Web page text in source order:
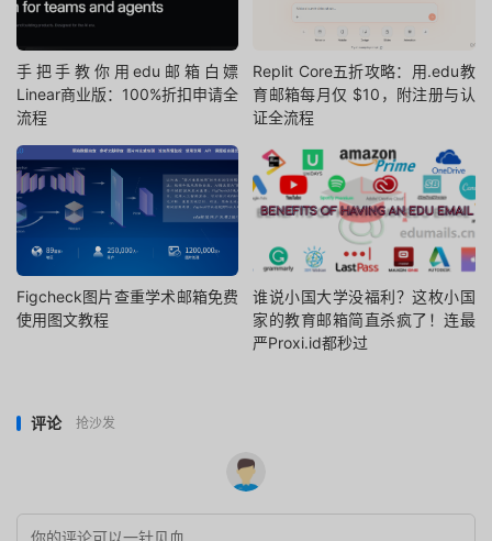
手把手教你用edu邮箱白嫖
Linear商业版：100%折扣申请全
流程
Replit Core五折攻略：用.edu教
育邮箱每月仅 $10，附注册与认
证全流程
Figcheck图片查重学术邮箱免费
使用图文教程
谁说小国大学没福利？这枚小国
家的教育邮箱简直杀疯了！连最
严Proxi.id都秒过
评论 抢沙发